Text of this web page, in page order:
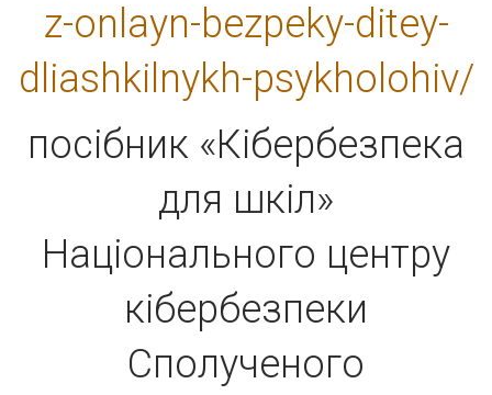
z-onlayn-bezpeky-ditey-
dliashkilnykh-psykholohiv/
посібник «Кібербезпека
для шкіл»
Національного центру
кібербезпеки
Сполученого